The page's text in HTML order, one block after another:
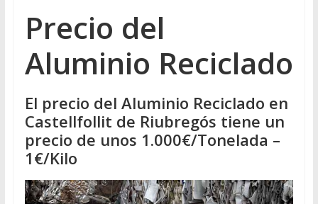
Precio del
Aluminio Reciclado
El precio del Aluminio Reciclado en
Castellfollit de Riubregós tiene un
precio de unos 1.000€/Tonelada –
1€/Kilo